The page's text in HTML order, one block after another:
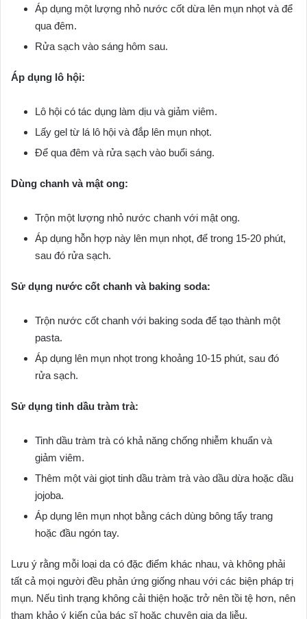
Áp dụng một lượng nhỏ nước cốt dừa lên mụn nhọt và để
qua đêm.
Rửa sạch vào sáng hôm sau.
Áp dụng lô hội:
Lô hội có tác dụng làm dịu và giảm viêm.
Lấy gel từ lá lô hội và đắp lên mụn nhọt.
Để qua đêm và rửa sạch vào buổi sáng.
Dùng chanh và mật ong:
Trộn một lượng nhỏ nước chanh với mật ong.
Áp dụng hỗn hợp này lên mụn nhọt, để trong 15-20 phút,
sau đó rửa sạch.
Sử dụng nước cốt chanh và baking soda:
Trộn nước cốt chanh với baking soda để tạo thành một
pasta.
Áp dụng lên mụn nhọt trong khoảng 10-15 phút, sau đó
rửa sạch.
Sử dụng tinh dầu tràm trà:
Tinh dầu tràm trà có khả năng chống nhiễm khuẩn và
giảm viêm.
Thêm một vài giọt tinh dầu tràm trà vào dầu dừa hoặc dầu
jojoba.
Áp dụng lên mụn nhọt bằng cách dùng bông tẩy trang
hoặc đầu ngón tay.
Lưu ý rằng mỗi loại da có đặc điểm khác nhau, và không phải
tất cả mọi người đều phản ứng giống nhau với các biện pháp trị
mụn. Nếu tình trạng không cải thiện hoặc trở nên tồi tệ hơn, nên
tham khảo ý kiến của bác sĩ hoặc chuyên gia da liễu.